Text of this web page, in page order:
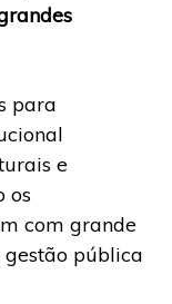
para
e
os
com grande
pública